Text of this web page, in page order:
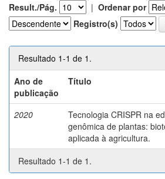
Result./Pág. | Ordenar por
Registro(s)
Resultado 1-1 de 1.
Ano de
publicação
Título
2020
Tecnologia CRISPR na
genômica de plantas:
aplicada à agricultura.
Resultado 1-1 de 1.